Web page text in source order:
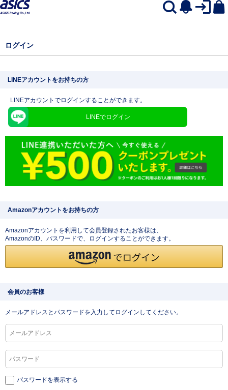
ログイン
LINEアカウントをお持ちの方
LINEアカウントでログインすることができます。
LINEでログイン
Amazonアカウントをお持ちの方
Amazonアカウントを利用して会員登録されたお客様は、
AmazonのID、パスワードで、ログインすることができます。
会員のお客様
メールアドレスとパスワードを入力してログインしてください。
パスワードを表示する